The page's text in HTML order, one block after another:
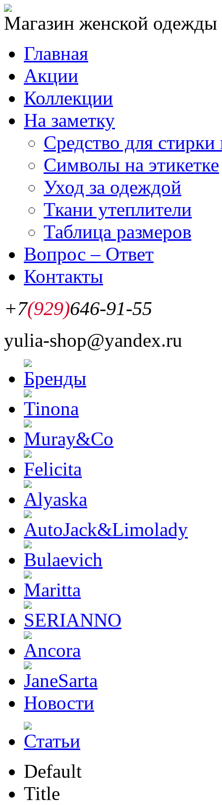
Магазин женской одежды
Главная
Акции
Коллекции
На заметку
Средство для стирки
Символы на этикетке
Уход за одеждой
Ткани утеплители
Таблица размеров
Вопрос – Ответ
Контакты
+7(929)646-91-55
yulia-shop@yandex.ru
Новости
Default
Title